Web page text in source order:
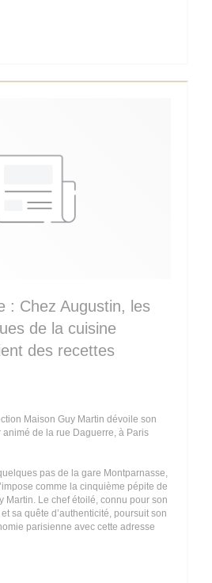
UNA NUOVA FINESTRA))
: Chez Augustin, les
de la cuisine
des recettes
Maison Guy Martin dévoile son
de la rue Daguerre, à Paris
pas de la gare Montparnasse,
comme la cinquième pépite de
Martin. Le chef étoilé, connu pour son
sa quête d’authenticité, poursuit son
parisienne avec cette adresse
UNA NUOVA FINESTRA))